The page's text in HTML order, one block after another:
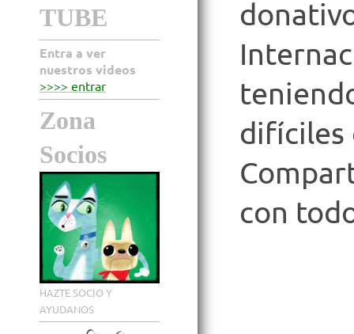
TUBE
Entra a ver
nuestros videos
>>>> entrar
Zona
Socios
HAZTE SOCIO Y
AYUDANOS
difíciles
con